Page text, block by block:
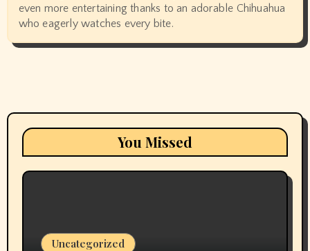
even more entertaining thanks to an adorable Chihuahua
who eagerly watches every bite.
You Missed
Uncategorized